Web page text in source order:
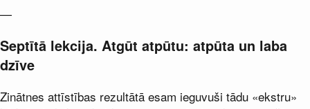
—
Septītā lekcija. Atgūt atpūtu: atpūta un laba
dzīve
Zinātnes attīstības rezultātā esam ieguvuši tādu «ekstru»